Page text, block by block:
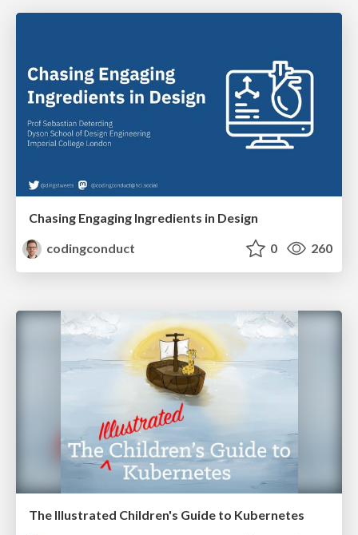
Chasing Engaging Ingredients in Design
codingconduct
0 260
The Illustrated Children's Guide to Kubernetes